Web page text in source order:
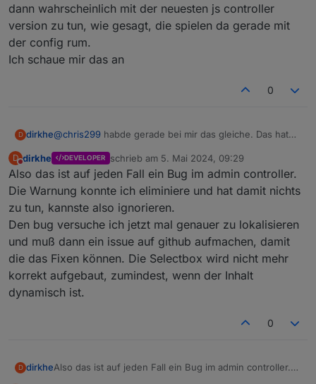
führt zu
dann wahrscheinlich mit der neuesten js controller
version zu tun, wie gesagt, die spielen da gerade mit
der config rum.
Ich schaue mir das an
0
D dirkhe@chris299 habde gerade bei mir das gleiche. Das hat
version zu tun, wie gesagt, die spielen da gerade mit
der config rum.
Ich schaue mir das an
D
Nicht stören
dirkhe DEVELOPER schrieb am 5. Mai 2024, 09:29
zuletzt editiert von
Also das ist auf jeden Fall ein Bug im admin controller.
Die Warnung konnte ich eliminiere und hat damit nichts
zu tun, kannste also ignorieren.
Den bug versuche ich jetzt mal genauer zu lokalisieren
und muß dann ein issue auf github aufmachen, damit
die das Fixen können. Die Selectbox wird nicht mehr
korrekt aufgebaut, zumindest, wenn der Inhalt
dynamisch ist.
0
D dirkheAlso das ist auf jeden Fall ein Bug im admin controller.